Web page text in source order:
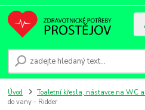
Úvod Toaletní křesla, nástavce na WC
do vany - Ridder